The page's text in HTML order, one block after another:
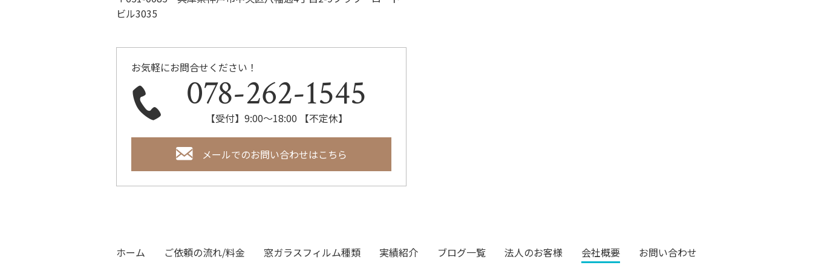
ビル3035
お気軽にお問合せください！
078-262-1545
【受付】9:00～18:00 【不定休】
メールでのお問い合わせはこちら
ホーム ご依頼の流れ/料金 窓ガラスフィルム種類 実績紹介 ブログ一覧 法人のお客様 会社概要 お問い合わせ